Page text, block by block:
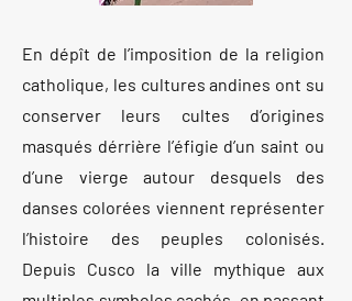
En dépît de l’imposition de la religion
catholique, les cultures andines ont su
conserver leurs cultes d’origines
masqués dérrière l’éfigie d’un saint ou
d’une vierge autour desquels des
danses colorées viennent représenter
l’histoire des peuples colonisés.
Depuis Cusco la ville mythique aux